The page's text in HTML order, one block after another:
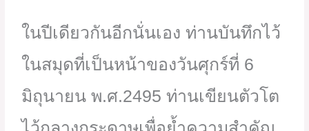
ในปีเดียวกันอีกนั่นเอง ท่านบันทึกไว้
ในสมุดที่เป็นหน้าของวันศุกร์ที่ 6
มิถุนายน พ.ศ.2495 ท่านเขียนตัวโต